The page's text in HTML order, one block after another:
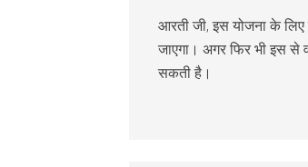
आरती जी, इस योजना के
जाएगा। अगर फिर भी इस
सकती है।